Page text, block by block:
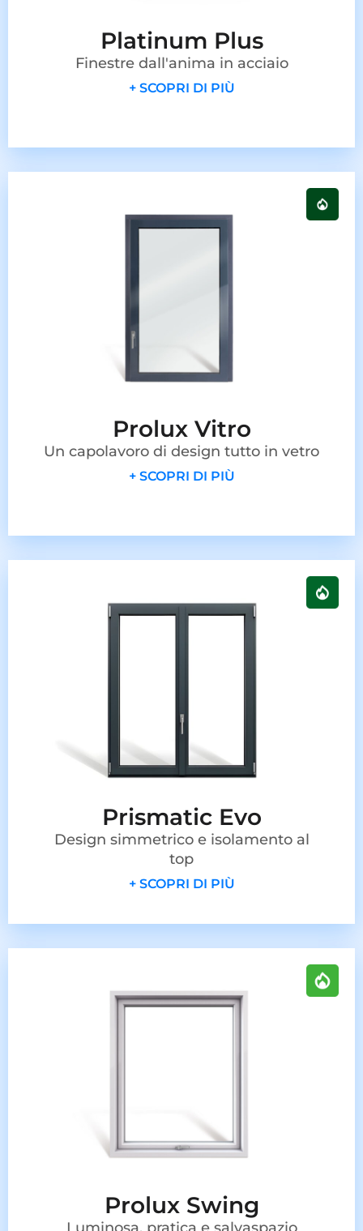
Platinum Plus
Finestre dall'anima in acciaio
+ SCOPRI DI PIÙ
Prolux Vitro
Un capolavoro di design tutto in vetro
+ SCOPRI DI PIÙ
Prismatic Evo
Design simmetrico e isolamento al
top
+ SCOPRI DI PIÙ
Prolux Swing